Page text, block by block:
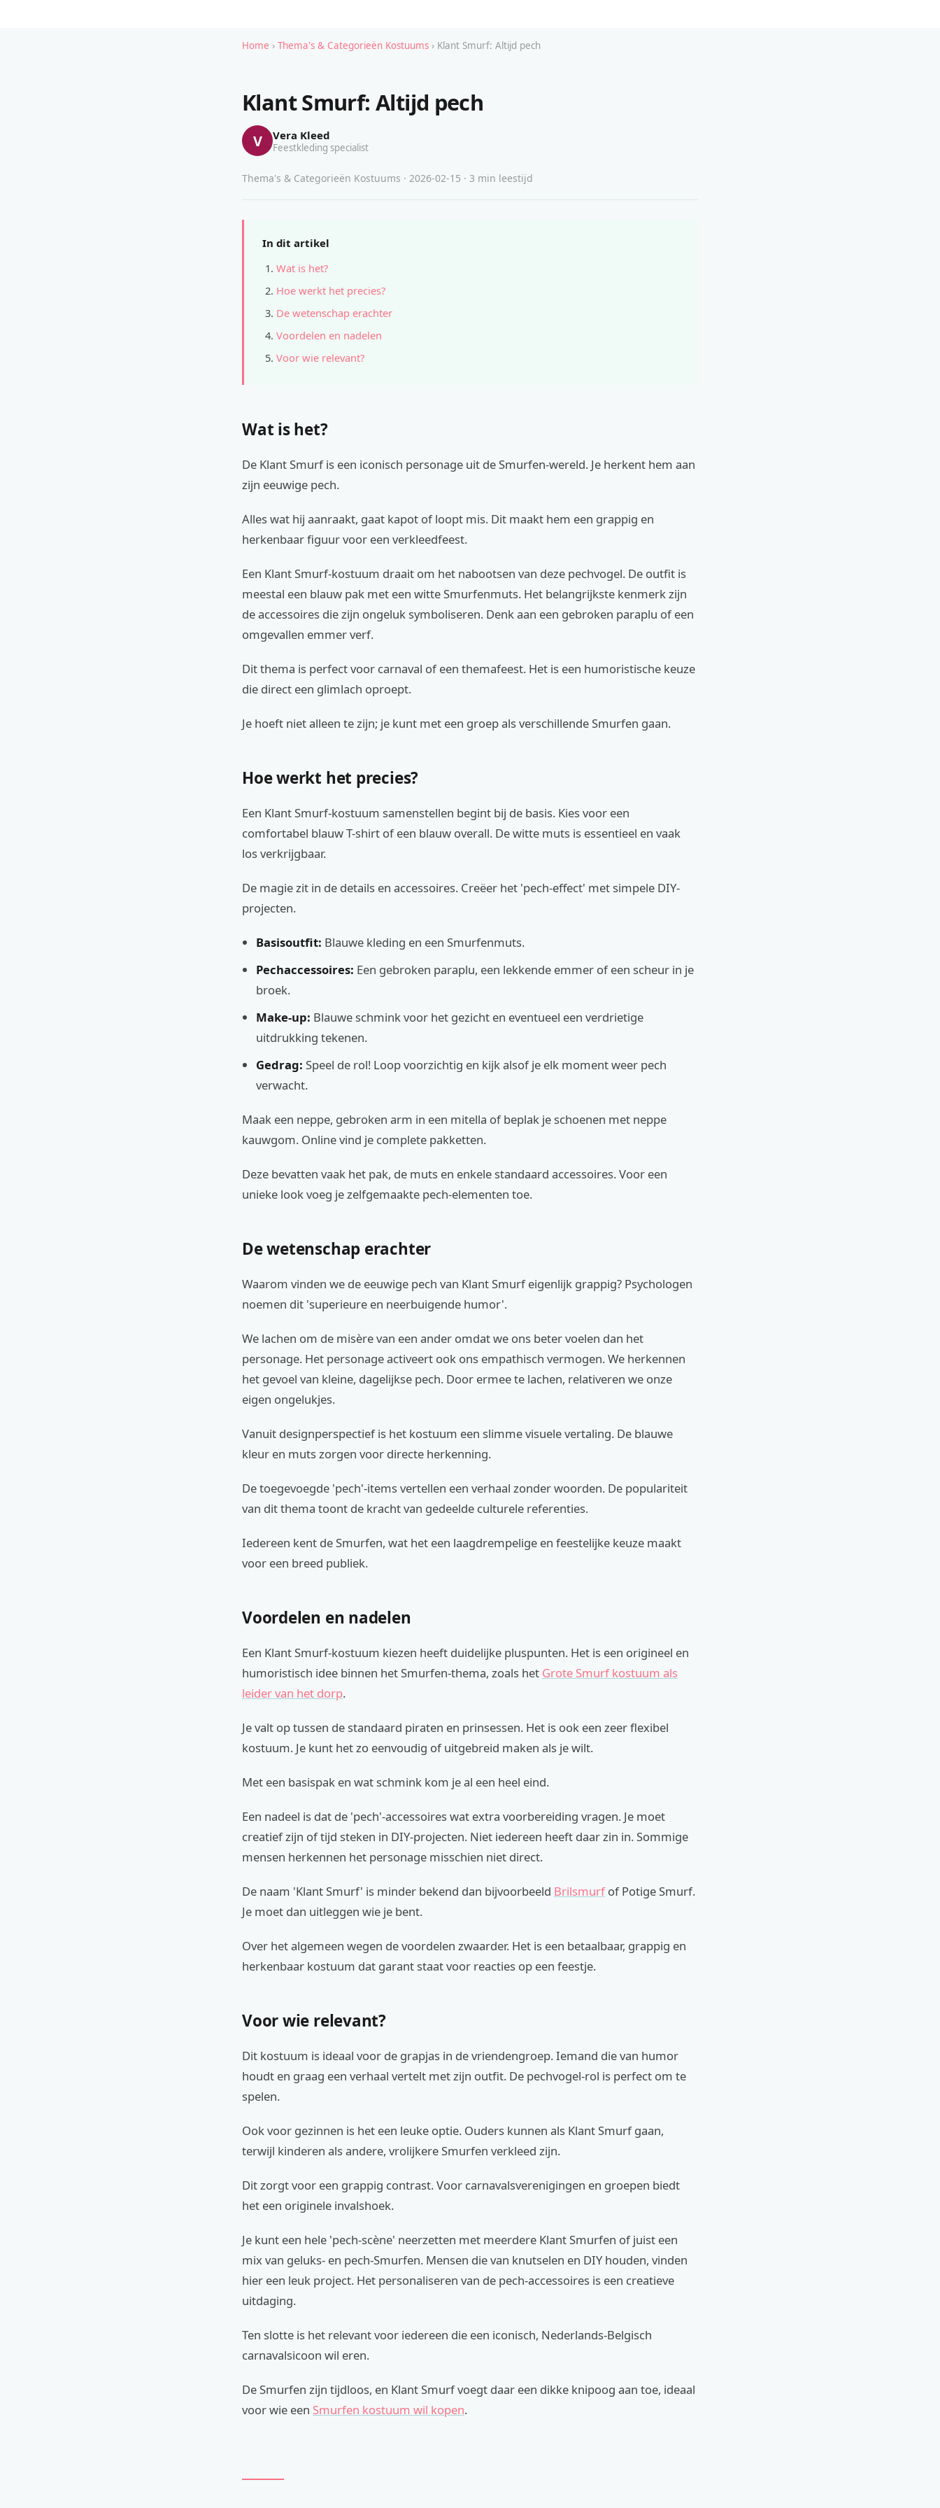
Home › Thema's & Categorieën Kostuums › Klant Smurf: Altijd pech
Klant Smurf: Altijd pech
V Vera Kleed
Feestkleding specialist
Thema's & Categorieën Kostuums · 2026-02-15 · 3 min leestijd
In dit artikel
Wat is het?
Hoe werkt het precies?
De wetenschap erachter
Voordelen en nadelen
Voor wie relevant?
Wat is het?
De Klant Smurf is een iconisch personage uit de Smurfen-wereld. Je herkent hem aan
zijn eeuwige pech.
Alles wat hij aanraakt, gaat kapot of loopt mis. Dit maakt hem een grappig en
herkenbaar figuur voor een verkleedfeest.
Een Klant Smurf-kostuum draait om het nabootsen van deze pechvogel. De outfit is
meestal een blauw pak met een witte Smurfenmuts. Het belangrijkste kenmerk zijn
de accessoires die zijn ongeluk symboliseren. Denk aan een gebroken paraplu of een
omgevallen emmer verf.
Dit thema is perfect voor carnaval of een themafeest. Het is een humoristische keuze
die direct een glimlach oproept.
Je hoeft niet alleen te zijn; je kunt met een groep als verschillende Smurfen gaan.
Hoe werkt het precies?
Een Klant Smurf-kostuum samenstellen begint bij de basis. Kies voor een
comfortabel blauw T-shirt of een blauw overall. De witte muts is essentieel en vaak
los verkrijgbaar.
De magie zit in de details en accessoires. Creëer het 'pech-effect' met simpele DIY-
projecten.
Basisoutfit: Blauwe kleding en een Smurfenmuts.
Pechaccessoires: Een gebroken paraplu, een lekkende emmer of een scheur in je
broek.
Make-up: Blauwe schmink voor het gezicht en eventueel een verdrietige
uitdrukking tekenen.
Gedrag: Speel de rol! Loop voorzichtig en kijk alsof je elk moment weer pech
verwacht.
Maak een neppe, gebroken arm in een mitella of beplak je schoenen met neppe
kauwgom. Online vind je complete pakketten.
Deze bevatten vaak het pak, de muts en enkele standaard accessoires. Voor een
unieke look voeg je zelfgemaakte pech-elementen toe.
De wetenschap erachter
Waarom vinden we de eeuwige pech van Klant Smurf eigenlijk grappig? Psychologen
noemen dit 'superieure en neerbuigende humor'.
We lachen om de misère van een ander omdat we ons beter voelen dan het
personage. Het personage activeert ook ons empathisch vermogen. We herkennen
het gevoel van kleine, dagelijkse pech. Door ermee te lachen, relativeren we onze
eigen ongelukjes.
Vanuit designperspectief is het kostuum een slimme visuele vertaling. De blauwe
kleur en muts zorgen voor directe herkenning.
De toegevoegde 'pech'-items vertellen een verhaal zonder woorden. De populariteit
van dit thema toont de kracht van gedeelde culturele referenties.
Iedereen kent de Smurfen, wat het een laagdrempelige en feestelijke keuze maakt
voor een breed publiek.
Voordelen en nadelen
Een Klant Smurf-kostuum kiezen heeft duidelijke pluspunten. Het is een origineel en
humoristisch idee binnen het Smurfen-thema, zoals het Grote Smurf kostuum als
leider van het dorp.
Je valt op tussen de standaard piraten en prinsessen. Het is ook een zeer flexibel
kostuum. Je kunt het zo eenvoudig of uitgebreid maken als je wilt.
Met een basispak en wat schmink kom je al een heel eind.
Een nadeel is dat de 'pech'-accessoires wat extra voorbereiding vragen. Je moet
creatief zijn of tijd steken in DIY-projecten. Niet iedereen heeft daar zin in. Sommige
mensen herkennen het personage misschien niet direct.
De naam 'Klant Smurf' is minder bekend dan bijvoorbeeld Brilsmurfof Potige Smurf.
Je moet dan uitleggen wie je bent.
Over het algemeen wegen de voordelen zwaarder. Het is een betaalbaar, grappig en
herkenbaar kostuum dat garant staat voor reacties op een feestje.
Voor wie relevant?
Dit kostuum is ideaal voor de grapjas in de vriendengroep. Iemand die van humor
houdt en graag een verhaal vertelt met zijn outfit. De pechvogel-rol is perfect om te
spelen.
Ook voor gezinnen is het een leuke optie. Ouders kunnen als Klant Smurf gaan,
terwijl kinderen als andere, vrolijkere Smurfen verkleed zijn.
Dit zorgt voor een grappig contrast. Voor carnavalsverenigingen en groepen biedt
het een originele invalshoek.
Je kunt een hele 'pech-scène' neerzetten met meerdere Klant Smurfen of juist een
mix van geluks- en pech-Smurfen. Mensen die van knutselen en DIY houden, vinden
hier een leuk project. Het personaliseren van de pech-accessoires is een creatieve
uitdaging.
Ten slotte is het relevant voor iedereen die een iconisch, Nederlands-Belgisch
carnavalsicoon wil eren.
De Smurfen zijn tijdloos, en Klant Smurf voegt daar een dikke knipoog aan toe, ideaal
voor wie een Smurfen kostuum wil kopen.